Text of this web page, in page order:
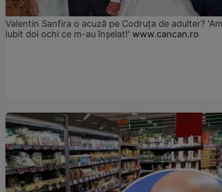
Valentin Sanfira o acuză pe Codruța de adulter?
iubit doi ochi ce m-au înșelat!' www.cancan.ro